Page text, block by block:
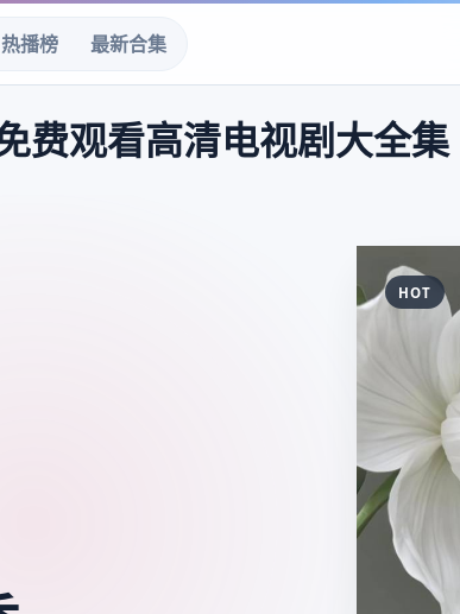
热播榜 最新合集
费观看高清电视剧大全集
HOT